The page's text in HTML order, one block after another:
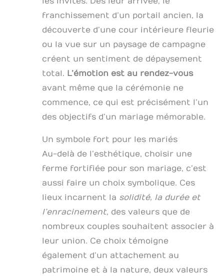
franchissement d’un portail ancien, la
découverte d’une cour intérieure fleurie
ou la vue sur un paysage de campagne
créent un sentiment de dépaysement
total. L’émotion est au rendez-vous
avant même que la cérémonie ne
commence, ce qui est précisément l’un
des objectifs d’un mariage mémorable.
Un symbole fort pour les mariés
Au-delà de l’esthétique, choisir une
ferme fortifiée pour son mariage, c’est
aussi faire un choix symbolique. Ces
lieux incarnent la solidité, la durée et
l’enracinement, des valeurs que de
nombreux couples souhaitent associer à
leur union. Ce choix témoigne
également d’un attachement au
patrimoine et à la nature, deux valeurs